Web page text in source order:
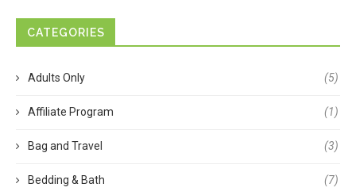
CATEGORIES
Adults Only (5)
Affiliate Program (1)
Bag and Travel (3)
Bedding & Bath (7)